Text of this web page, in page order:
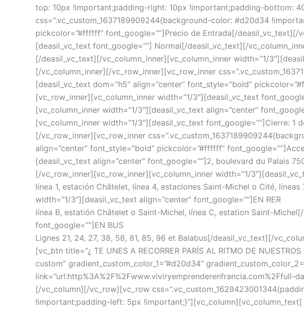
top: 10px !important;padding-right: 10px !important;padding-bottom:
css=”.vc_custom_1637189909244{background-color: #d20d34
pickcolor=”#ffffff” font_google=””]Precio de Entrada[/deasil_vc_text][/
[deasil_vc_text font_google=””] Normal[/deasil_vc_text][/
[/deasil_vc_text][/vc_column_inner][vc_column_inner width=”1/
[/vc_column_inner][/vc_row_inner][vc_row_inner
[deasil_vc_text dom=”h5″ align=”center” font_style=”bold”
[vc_row_inner][vc_column_inner width=”1/3″][deasil_vc_text
[vc_column_inner width=”1/3″][deasil_vc_text align=”center”
[vc_column_inner width=”1/3″][deasil_vc_text font_google=””]Cierre:
[/vc_row_inner][vc_row_inner
align=”center” font_style=”bold” pickcolor=”#ffffff”
[deasil_vc_text align=”center” font_google=””]2, boulevard du Palais
[/vc_row_inner][vc_row_inner][vc_column_inner width=”1/
línea 1, estación Châtelet, línea 4, estaciones Saint-Michel o Cité,
width=”1/3″][deasil_vc_text align=”center” font_google=””]EN RER
línea B, estatión Châtelet o Saint-Michel, línea C, estation Saint-
font_google=””]EN BUS
Lignes 21, 24, 27, 38, 58, 81, 85, 96 et Balabus[/deasil_vc_text][/
[vc_btn title=”¿ TE UNES A RECORRER PARÍS AL RITMO DE
custom” gradient_custom_color_1=”#d20d34″
[/vc_column][/vc_row][vc_row
!important;padding-left: 5px !important;}”][vc_column][vc_column_text]